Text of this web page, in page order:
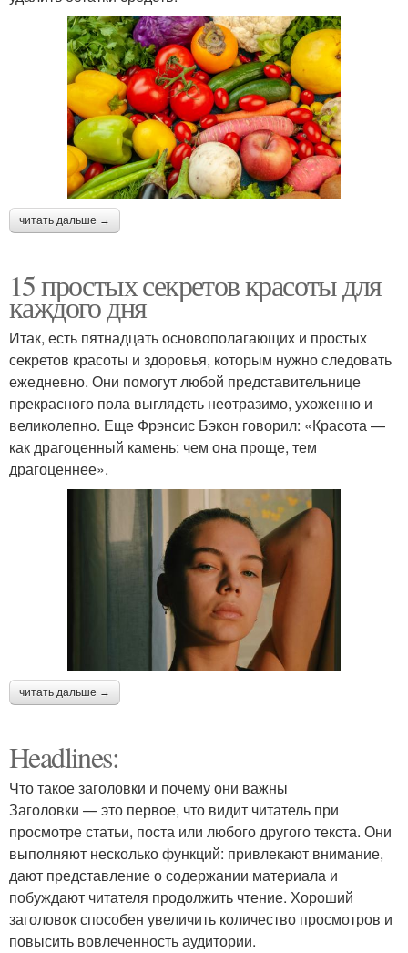
читать дальше →
15 простых секретов красоты для
каждого дня
Итак, есть пятнадцать основополагающих и простых
секретов красоты и здоровья, которым нужно следовать
ежедневно. Они помогут любой представительнице
прекрасного пола выглядеть неотразимо, ухоженно и
великолепно. Еще Фрэнсис Бэкон говорил: «Красота —
как драгоценный камень: чем она проще, тем
драгоценнее».
читать дальше →
Headlines:
Что такое заголовки и почему они важны
Заголовки — это первое, что видит читатель при
просмотре статьи, поста или любого другого текста. Они
выполняют несколько функций: привлекают внимание,
дают представление о содержании материала и
побуждают читателя продолжить чтение. Хороший
заголовок способен увеличить количество просмотров и
повысить вовлеченность аудитории.